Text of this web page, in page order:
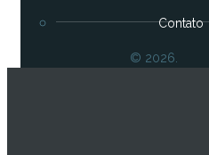
Contato
© 2026.